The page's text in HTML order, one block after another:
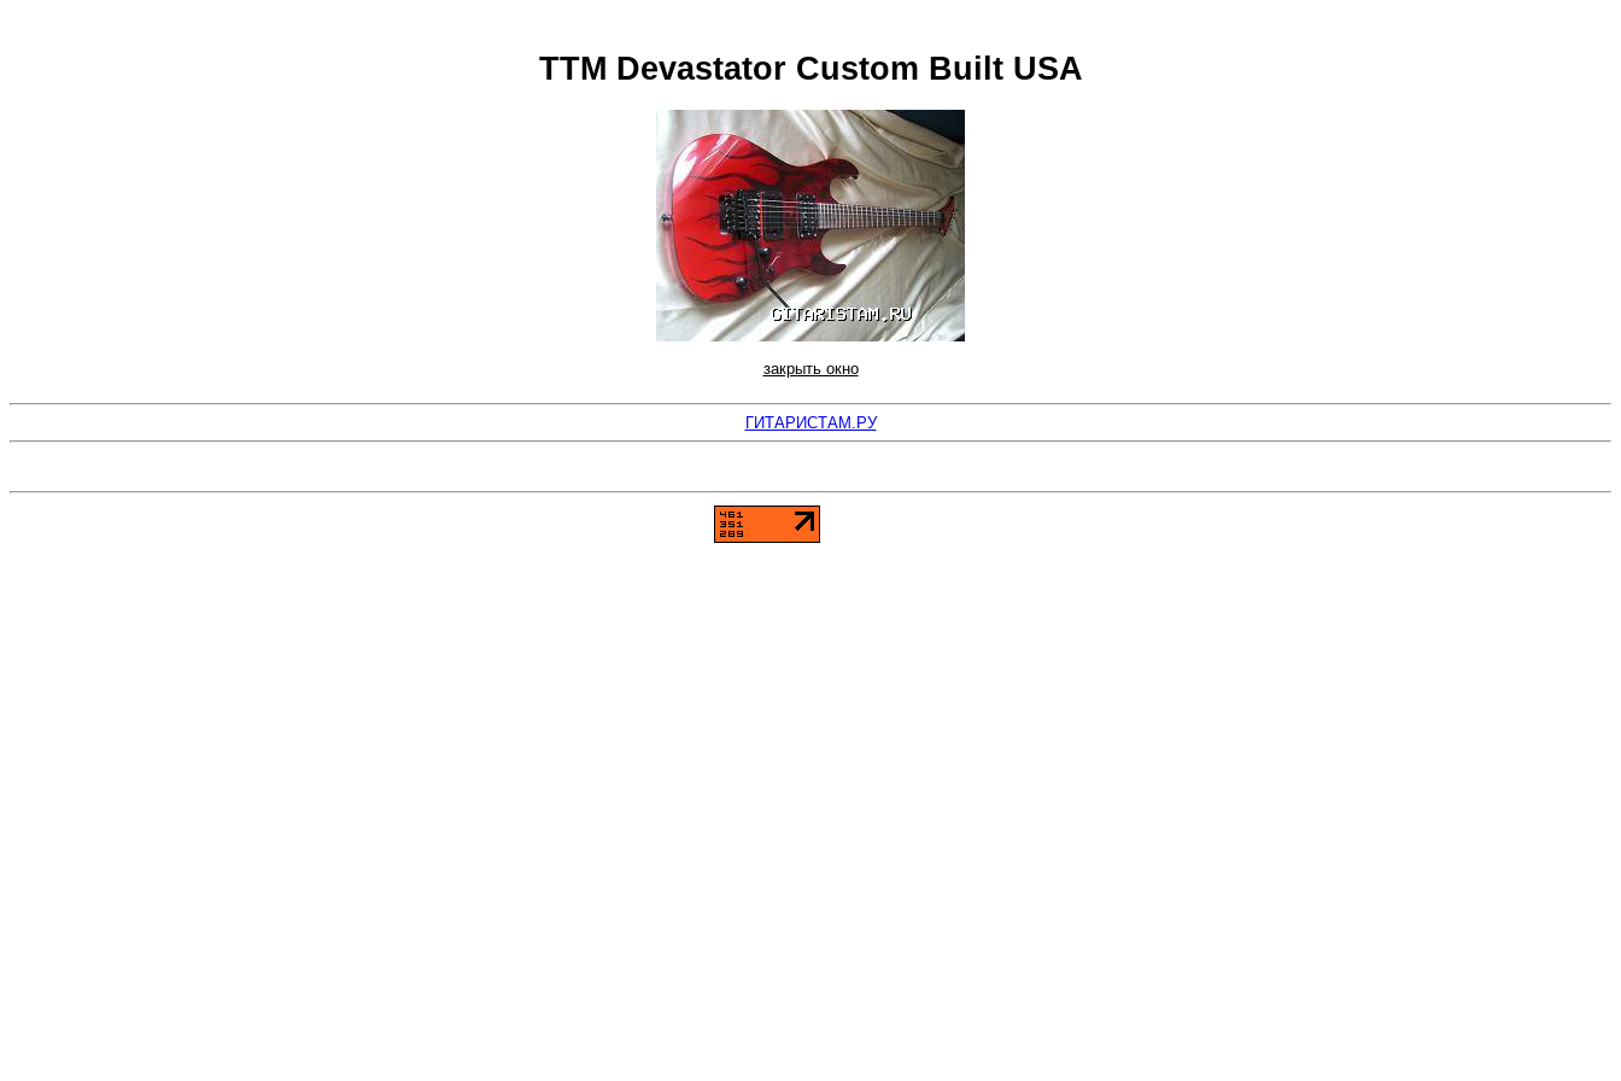
TTM Devastator Custom Built USA
закрыть окно
ГИТАРИСТАМ.РУ